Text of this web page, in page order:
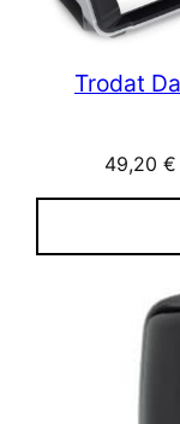
Trodat
49,20 €